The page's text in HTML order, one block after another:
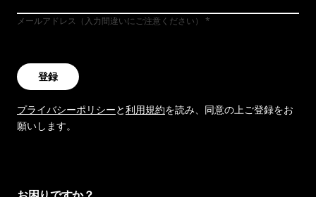
メールアドレス（入力間違いにご注意ください）
登録
プライバシーポリシーと利用規約を読み、同意の上ご登録をお
願いします。